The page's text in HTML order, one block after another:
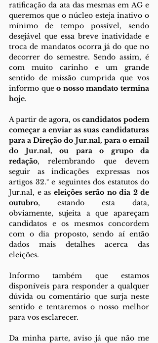
ratificação da ata das mesmas em AG e
queremos que o núcleo esteja inativo o
mínimo de tempo possível, sendo
desejável que essa breve inatividade e
troca de mandatos ocorra já do que no
decorrer do semestre. Sendo assim, é
com muito carinho e um grande
sentido de missão cumprida que vos
informo que o nosso mandato termina
hoje.
A partir de agora, os candidatos podem
começar a enviar as suas candidaturas
para a Direção do Jur.nal, para o email
do Jur.nal, ou para o grupo da
redação, relembrando que devem
seguir as indicações expressas nos
artigos 32.º e seguintes dos estatutos do
Jur.nal, e as eleições serão no dia 2 de
outubro, estando esta data,
obviamente, sujeita a que apareçam
candidatos e os mesmos concordem
com o dia proposto, sendo aí então
dados mais detalhes acerca das
eleições.
Informo também que estamos
disponíveis para responder a qualquer
dúvida ou comentário que surja neste
sentido e tentaremos o nosso melhor
para vos esclarecer.
Da minha parte, aviso já que não me